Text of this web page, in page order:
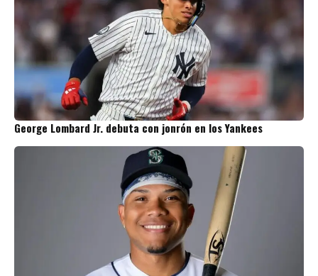
George Lombard Jr. debuta con jonrón en los Yankees